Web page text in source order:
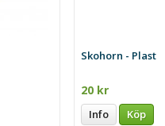
Skohorn - Plast
20 kr
Info Köp